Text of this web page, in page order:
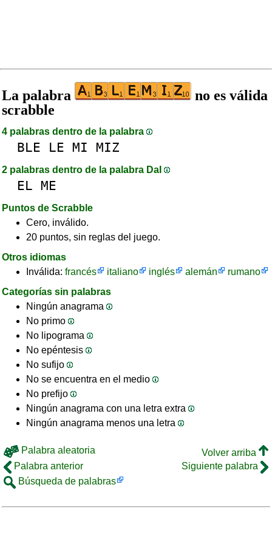
La palabra
no es válida
scrabble
4 palabras dentro de la palabra
BLE LE MI MIZ
2 palabras dentro de la palabra DaI
EL ME
Puntos de Scrabble
Cero, inválido.
20 puntos, sin reglas del juego.
Otros idiomas
Inválida: francés italiano inglés alemán
rumano
Categorías sin palabras
Ningún anagrama
No primo
No lipograma
No epéntesis
No sufijo
No se encuentra en el medio
No prefijo
Ningún anagrama con una letra extra
Ningún anagrama menos una letra
Palabra aleatoria
Volver arriba
Palabra anterior
Siguiente palabra
Búsqueda de palabras